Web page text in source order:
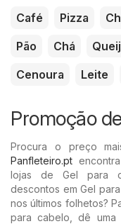
Café Pizza
Pão
Chá
Cenoura
Leite
Promoção
Procura o preço
Panfleteiro.pt
lojas de Gel para
descontos em Gel
nos últimos folhetos?
para cabelo, dê